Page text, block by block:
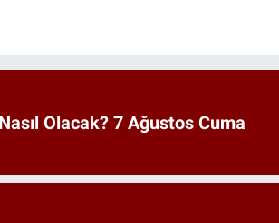
Olacak? 7 Ağustos Cuma